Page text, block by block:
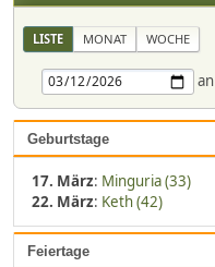
LISTE MONAT WOCHE
an
Geburtstage
17. März: Minguria (33)
22. März: Keth (42)
Feiertage